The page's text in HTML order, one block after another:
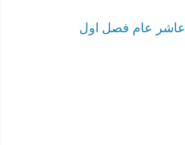
عاشر عام فصل اول